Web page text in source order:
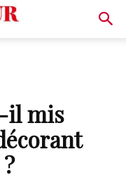
il mis